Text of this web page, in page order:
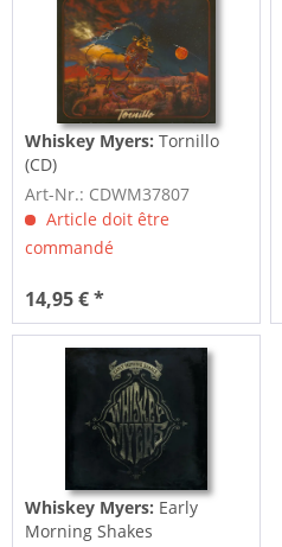
Whiskey Myers:Tornillo
(CD)
Art-Nr.: CDWM37807
Article doit être
commandé
14,95 € *
Whiskey Myers: Early
Morning Shakes